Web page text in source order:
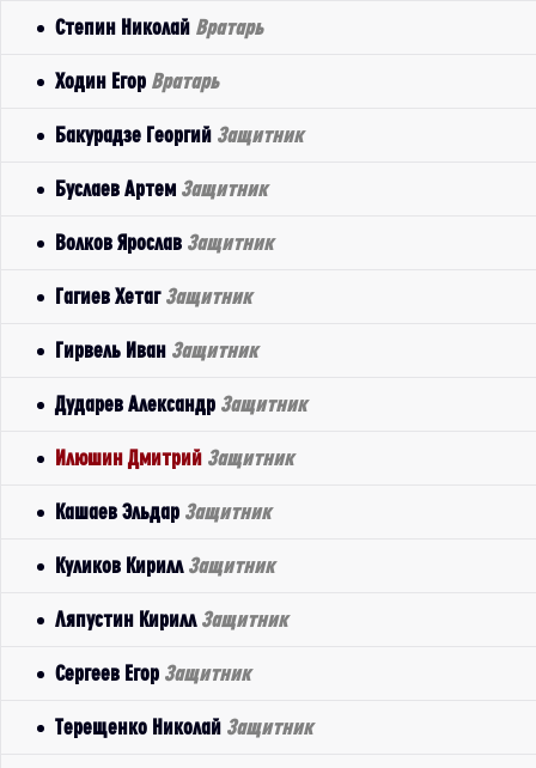
Степин Николай Вратарь
Ходин Егор Вратарь
Бакурадзе Георгий Защитник
Буслаев Артем Защитник
Волков Ярослав Защитник
Гагиев Хетаг Защитник
Гирвель Иван Защитник
Дударев Александр Защитник
Илюшин Дмитрий Защитник
Кашаев Эльдар Защитник
Куликов Кирилл Защитник
Ляпустин Кирилл Защитник
Сергеев Егор Защитник
Терещенко Николай Защитник